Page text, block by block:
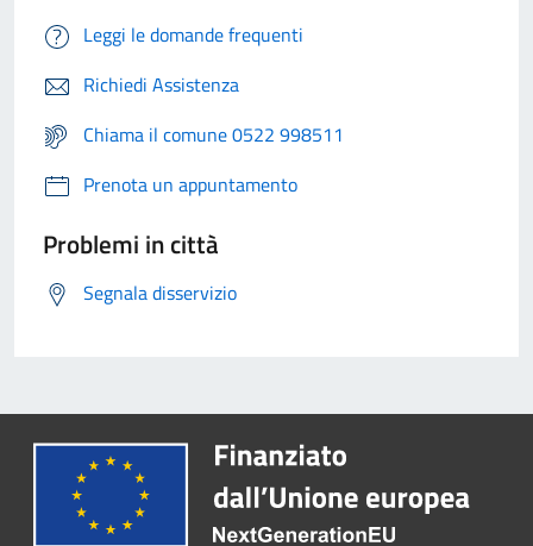
Leggi le domande frequenti
Richiedi Assistenza
Chiama il comune 0522 998511
Prenota un appuntamento
Problemi in città
Segnala disservizio